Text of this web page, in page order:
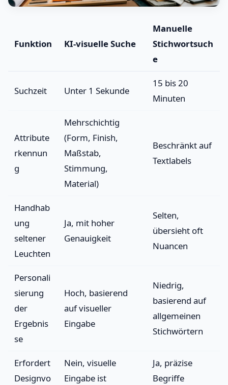
Funktion KI-visuelle Suche
Manuelle
Stichwortsuch
e
Suchzeit Unter 1 Sekunde
15 bis 20
Minuten
Attribute
rkennun
g
Mehrschichtig
(Form, Finish,
Maßstab,
Stimmung,
Material)
Beschränkt auf
Textlabels
Handhab
ung
seltener
Leuchten
Ja, mit hoher
Genauigkeit
Selten,
übersieht oft
Nuancen
Personali
sierung
der
Ergebnis
se
Hoch, basierend
auf visueller
Eingabe
Niedrig,
basierend auf
allgemeinen
Stichwörtern
Erfordert
Designvo
Nein, visuelle
Eingabe ist
Ja, präzise
Begriffe